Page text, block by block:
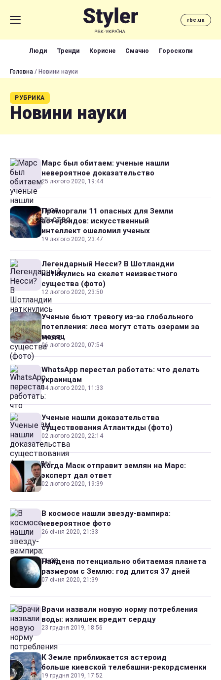
rbc.ua
Люди Тренди Корисне Смачно Гороскопи
Головна / Новини науки
РУБРИКА
Новини науки
Марс был обитаем: ученые нашли
невероятное доказательство
25 лютого 2020, 19:44
Проморгали 11 опасных для Земли
астероидов: искусственный
интеллект ошеломил ученых
19 лютого 2020, 23:47
Легендарный Несси? В Шотландии
наткнулись на скелет неизвестного
существа (фото)
12 лютого 2020, 23:50
Ученые бьют тревогу из-за глобального
потепления: леса могут стать озерами за
месяц
06 лютого 2020, 07:54
WhatsApp перестал работать: что делать
украинцам
04 лютого 2020, 11:33
Ученые нашли доказательства
существования Атлантиды (фото)
02 лютого 2020, 22:14
Когда Маск отправит землян на Марс:
эксперт дал ответ
02 лютого 2020, 19:39
В космосе нашли звезду-вампира:
невероятное фото
26 січня 2020, 21:33
Найдена потенциально обитаемая планета
размером с Землю: год длится 37 дней
07 січня 2020, 21:39
Врачи назвали новую норму потребления
воды: излишек вредит сердцу
23 грудня 2019, 18:56
К Земле приближается астероид
больше киевской телебашни-рекордсменки
19 грудня 2019, 17:52